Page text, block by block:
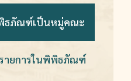
ธภัณฑ์เป็นหมู่คณะ
ายการในพิพิธภัณฑ์